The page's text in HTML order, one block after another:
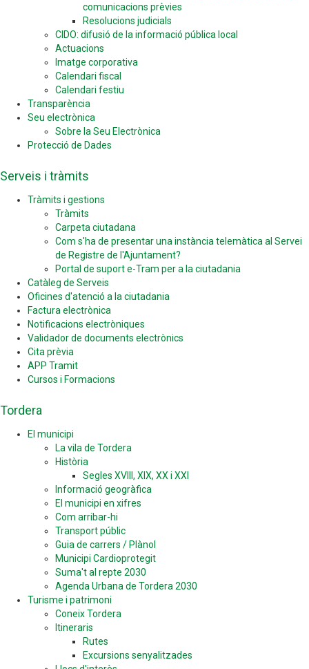
comunicacions prèvies
Resolucions judicials
CIDO: difusió de la informació pública local
Actuacions
Imatge corporativa
Calendari fiscal
Calendari festiu
Transparència
Seu electrònica
Sobre la Seu Electrònica
Protecció de Dades
Serveis i tràmits
Tràmits i gestions
Tràmits
Carpeta ciutadana
Com s'ha de presentar una instància telemàtica al Servei
de Registre de l'Ajuntament?
Portal de suport e-Tram per a la ciutadania
Catàleg de Serveis
Oficines d'atenció a la ciutadania
Factura electrònica
Notificacions electròniques
Validador de documents electrònics
Cita prèvia
APP Tramit
Cursos i Formacions
Tordera
El municipi
La vila de Tordera
Història
Segles XVIII, XIX, XX i XXI
Informació geogràfica
El municipi en xifres
Com arribar-hi
Transport públic
Guia de carrers / Plànol
Municipi Cardioprotegit
Suma't al repte 2030
Agenda Urbana de Tordera 2030
Turisme i patrimoni
Coneix Tordera
Itineraris
Rutes
Excursions senyalitzades